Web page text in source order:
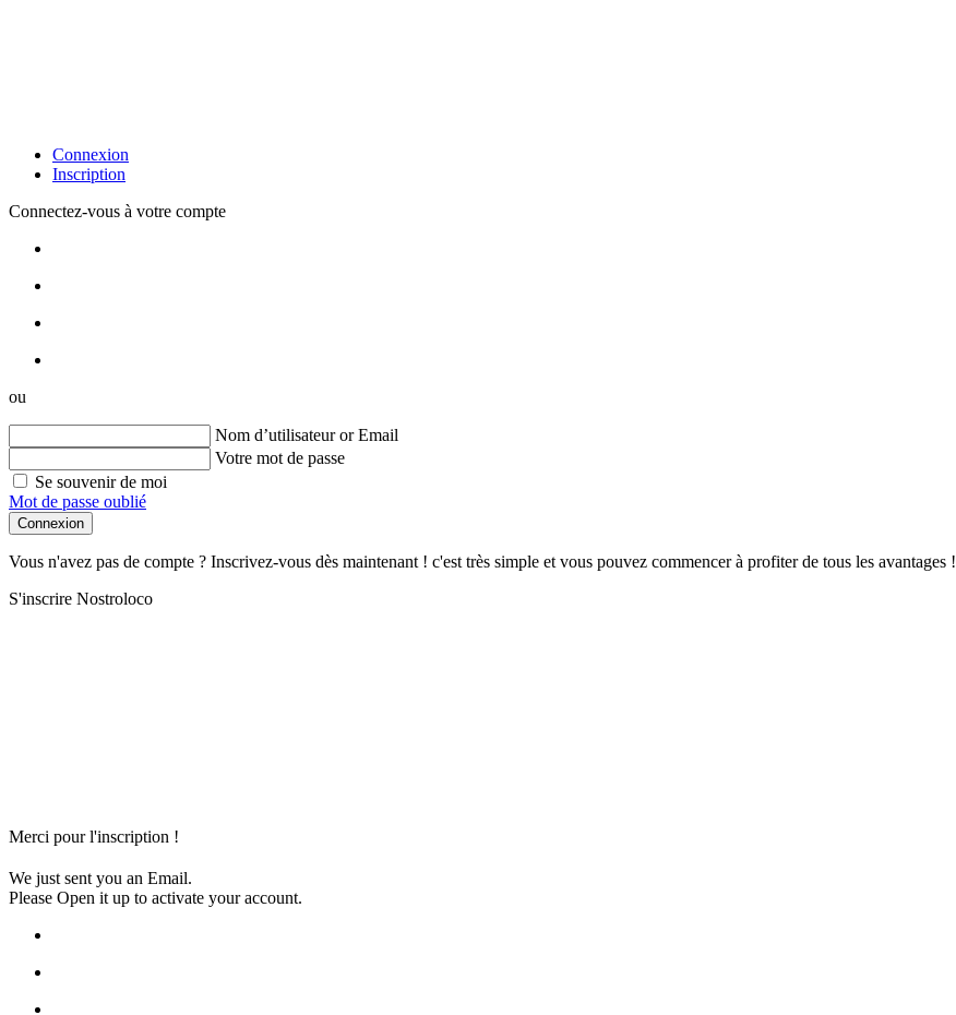
Connexion
Inscription
Connectez-vous à votre compte
ou
Nom d’utilisateur or Email
Votre mot de passe
Se souvenir de moi
Mot de passe oublié
Connexion
Vous n'avez pas de compte ? Inscrivez-vous dès maintenant ! c'est très simple et vous pouvez commencer à profiter de tous les avantages !
S'inscrire Nostroloco
Merci pour l'inscription !
We just sent you an Email.
Please Open it up to activate your account.